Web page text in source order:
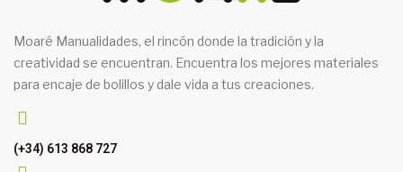
Moaré Manualidades, el rincón donde la tradición y la
creatividad se encuentran. Encuentra los mejores materiales
para encaje de bolillos y dale vida a tus creaciones.
(+34) 613 868 727